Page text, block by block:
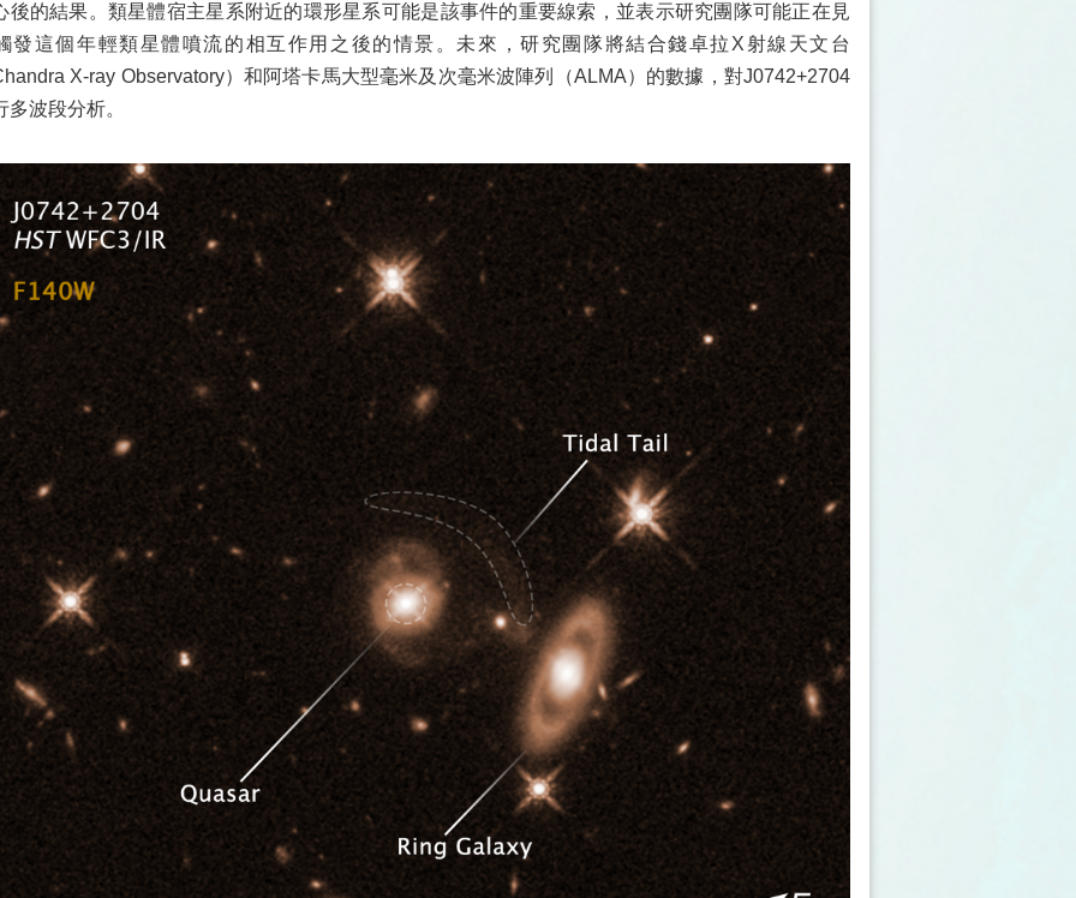
後的結果。類星體宿主星系附近的環形星系可能是該事件的重要線索，並表示研究團隊可能正在見
發這個年輕類星體噴流的相互作用之後的情景。未來，研究團隊將結合錢卓拉X射線天文台
X-ray Observatory）和阿塔卡馬大型毫米及次毫米波陣列（ALMA）的數據，對J0742+2704
多波段分析。